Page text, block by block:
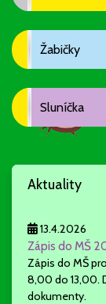
Žabičky
Sluníčka
Aktuality
13.4.2026
Zápis do MŠ
Zápis do MŠ
8,00 do 13,00.
dokumenty.